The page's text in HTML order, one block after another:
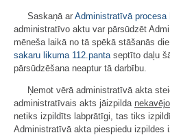
Saskaņā ar Administratīvā procesa
administratīvo aktu var pārsūdzēt
mēneša laikā no tā spēkā stāšanās
sakaru likuma 112.panta septīto daļu
pārsūdzēšana neaptur tā darbību.
Ņemot vērā administratīvā akta
administratīvais akts jāizpilda
netiks izpildīts labprātīgi, tas tiks
Administratīvā akta piespiedu izpildes